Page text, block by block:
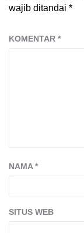
wajib ditandai *
KOMENTAR *
NAMA*
SITUS WEB